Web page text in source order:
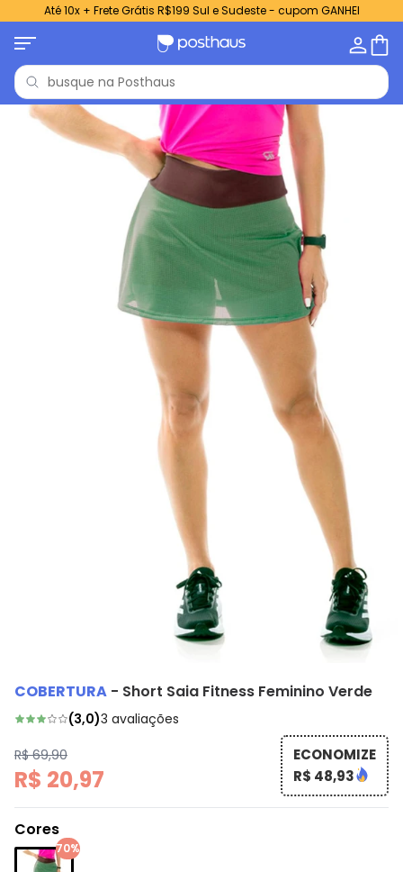
Até 10x + Frete Grátis R$199 Sul e Sudeste - cupom GANHEI
COBERTURA - Short Saia Fitness Feminino Verde
(3,0)3 avaliações
R$ 69,90
R$ 20,97
ECONOMIZE
R$ 48,93
Cores
70%